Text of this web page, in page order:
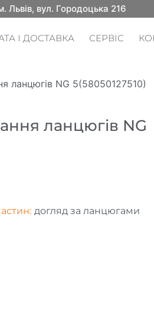
Львів, вул. Городоцька 216
І ДОСТАВКА СЕРВІС
ланцюгів NG 5(58050127510)
ланцюгів NG
догляд за ланцюгами